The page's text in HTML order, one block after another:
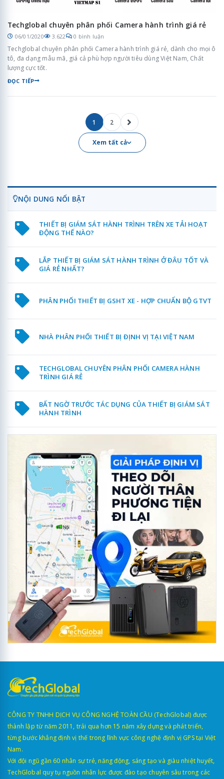
Techglobal chuyên phân phối Camera hành trình giá rẻ
06/01/2020 3.622 0 bình luận
Techglobal chuyên phân phối Camera hành trình giá rẻ, dành cho mọi ô
tô, đa dạng mẫu mã, giá cả phù hợp người tiêu dùng Việt Nam, Chất
lượng cực tốt.
ĐỌC TIẾP
1 2
Xem tất cả
NỘI DUNG NỔI BẬT
THIẾT BỊ GIÁM SÁT HÀNH TRÌNH TRÊN XE TẢI HOẠT
ĐỘNG THẾ NÀO?
LẮP THIẾT BỊ GIÁM SÁT HÀNH TRÌNH Ở ĐÂU TỐT VÀ
GIÁ RẺ NHẤT?
PHÂN PHỐI THIẾT BỊ GSHT XE - HỢP CHUẨN BỘ GTVT
NHÀ PHÂN PHỐI THIẾT BỊ ĐỊNH VỊ TẠI VIỆT NAM
TECHGLOBAL CHUYÊN PHÂN PHỐI CAMERA HÀNH
TRÌNH GIÁ RẺ
BẤT NGỜ TRƯỚC TÁC DỤNG CỦA THIẾT BỊ GIÁM SÁT
HÀNH TRÌNH
CÔNG TY TNHH DỊCH VỤ CÔNG NGHỆ TOÀN CẦU (TechGlobal) được
thành lập từ năm 2011, trải qua hơn 15 năm xây dựng và phát triển,
từng bước khẳng định vị thế trong lĩnh vực công nghệ định vị GPS tại Việt
Nam.
Với đội ngũ gần 60 nhân sự trẻ, năng động, sáng tạo và giàu nhiệt huyết,
TechGlobal quy tụ nguồn nhân lực được đào tạo chuyên sâu trong các